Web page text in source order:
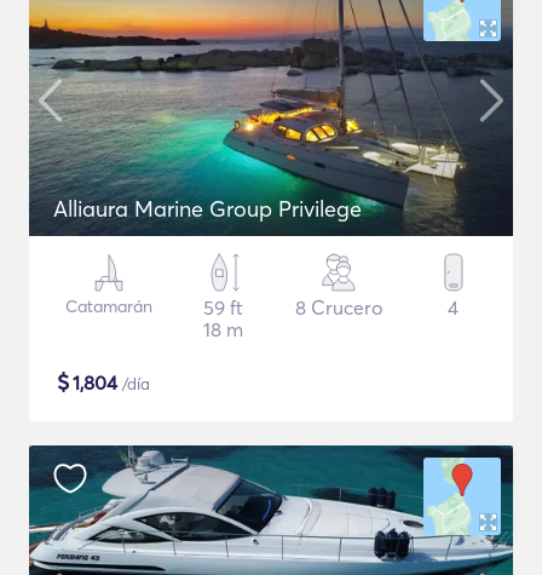
Alliaura Marine Group Privilege
Catamarán
59 ft
18 m
8 Crucero 4
$1,804/día